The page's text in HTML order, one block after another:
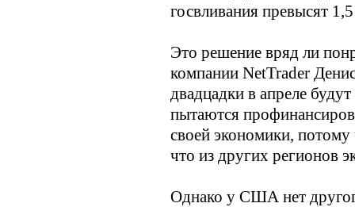
госвливания превысят
Это решение вряд ли
компании NetTrader
двадцадки в апреле
пытаются
своей экономики, потому
что из других регионов
Однако у США нет